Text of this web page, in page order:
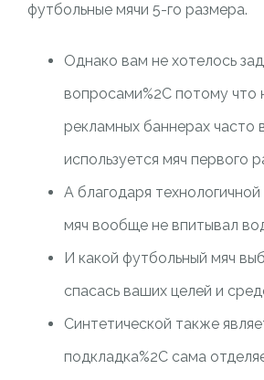
футбольные мячи 5-го размера.
Однако вам не хотелось
вопросами%2C потому что
рекламных баннерах часто
используется мяч первого
А благодаря
мяч вообще не впитывал
И какой футбольный мяч
спасась ваших целей и
Синтетической также
подкладка%2C сама